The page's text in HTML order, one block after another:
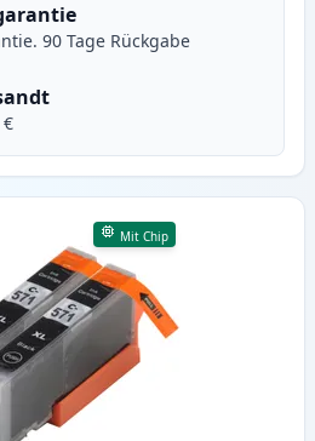
90 Tage Rückgabe
Mit Chip